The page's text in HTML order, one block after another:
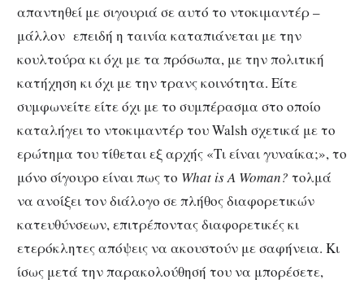
απαντηθεί με σιγουριά σε αυτό το ντοκιμαντέρ –
μάλλον επειδή η ταινία καταπιάνεται με την
κουλτούρα κι όχι με τα πρόσωπα, με την πολιτική
κατήχηση κι όχι με την τρανς κοινότητα. Eίτε
συμφωνείτε είτε όχι με το συμπέρασμα στο οποίο
καταλήγει το ντοκιμαντέρ του Walsh σχετικά με το
ερώτημα του τίθεται εξ αρχής «Τι είναι γυναίκα;», το
μόνο σίγουρο είναι πως το What is A Woman? τολμά
να ανοίξει τον διάλογο σε πλήθος διαφορετικών
κατευθύνσεων, επιτρέποντας διαφορετικές κι
ετερόκλητες απόψεις να ακουστούν με σαφήνεια. Κι
ίσως μετά την παρακολούθησή του να μπορέσετε,